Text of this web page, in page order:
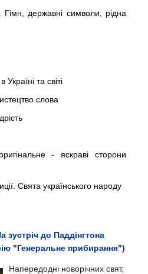
державні символи, рідна
та світі
слова
- яскраві сторони
Свята українського народу
до Паддінгтона
"Генеральне прибирання")
Напередодні новорічних свят,